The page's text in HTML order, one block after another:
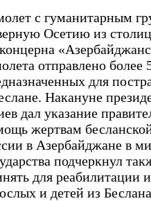
с гуманитарным
Осетию из
отправлено
для
Накануне
дал указание
жертвам
в Азербайджане в
подчеркнул
для реабилитации
и детей из